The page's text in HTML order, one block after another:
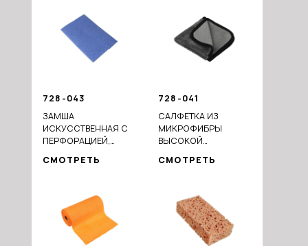
728-043
ЗАМША
ИСКУССТВЕННАЯ С
ПЕРФОРАЦИЕЙ,
СМОТРЕТЬ
728-041
САЛФЕТКА ИЗ
МИКРОФИБРЫ
ВЫСОКОЙ
30Х30 СМ
СМОТРЕТЬ